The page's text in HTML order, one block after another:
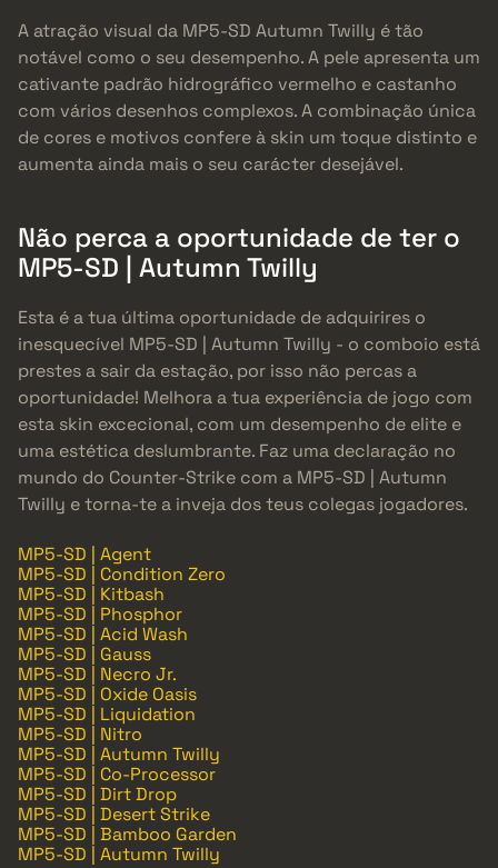
A atração visual da MP5-SD Autumn Twilly é tão
notável como o seu desempenho. A pele apresenta um
cativante padrão hidrográfico vermelho e castanho
com vários desenhos complexos. A combinação única
de cores e motivos confere à skin um toque distinto e
aumenta ainda mais o seu carácter desejável.
Não perca a oportunidade de ter o
MP5-SD | Autumn Twilly
Esta é a tua última oportunidade de adquirires o
inesquecível MP5-SD | Autumn Twilly - o comboio está
prestes a sair da estação, por isso não percas a
oportunidade! Melhora a tua experiência de jogo com
esta skin excecional, com um desempenho de elite e
uma estética deslumbrante. Faz uma declaração no
mundo do Counter-Strike com a MP5-SD | Autumn
Twilly e torna-te a inveja dos teus colegas jogadores.
MP5-SD | Agent
MP5-SD | Condition Zero
MP5-SD | Kitbash
MP5-SD | Phosphor
MP5-SD | Acid Wash
MP5-SD | Gauss
MP5-SD | Necro Jr.
MP5-SD | Oxide Oasis
MP5-SD | Liquidation
MP5-SD | Nitro
MP5-SD | Autumn Twilly
MP5-SD | Co-Processor
MP5-SD | Dirt Drop
MP5-SD | Desert Strike
MP5-SD | Bamboo Garden
MP5-SD | Autumn Twilly